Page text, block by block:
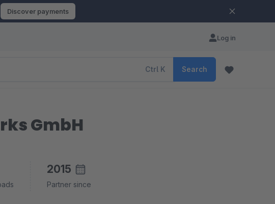
Discover payments
Log in
Ctrl K Search
GmbH
2015
Partner since